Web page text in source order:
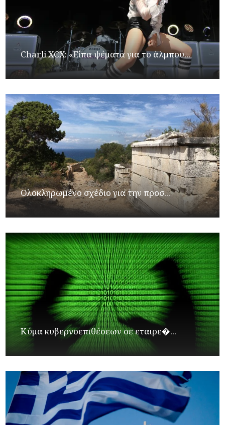
Charli XCX: «Είπα ψέματα για το άλμπου...
Ολοκληρωμένο σχέδιο για την προσ...
Κύμα κυβερνοεπιθέσεων σε εταιρε�...